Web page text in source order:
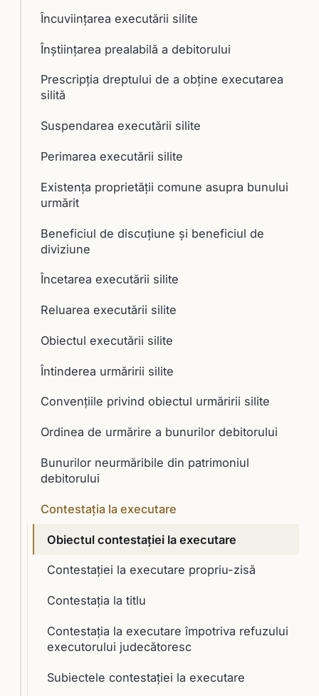
Încuviinţarea executării silite
Înştiinţarea prealabilă a debitorului
Prescripţia dreptului de a obţine executarea
silită
Suspendarea executării silite
Perimarea executării silite
Existența proprietății comune asupra bunului
urmărit
Beneficiul de discuţiune şi beneficiul de
diviziune
Încetarea executării silite
Reluarea executării silite
Obiectul executării silite
Întinderea urmăririi silite
Convenţiile privind obiectul urmăririi silite
Ordinea de urmărire a bunurilor debitorului
Bunurilor neurmăribile din patrimoniul
debitorului
Contestaţia la executare
Obiectul contestaţiei la executare
Contestaţiei la executare propriu-zisă
Contestaţia la titlu
Contestaţia la executare împotriva refuzului
executorului judecătoresc
Subiectele contestaţiei la executare